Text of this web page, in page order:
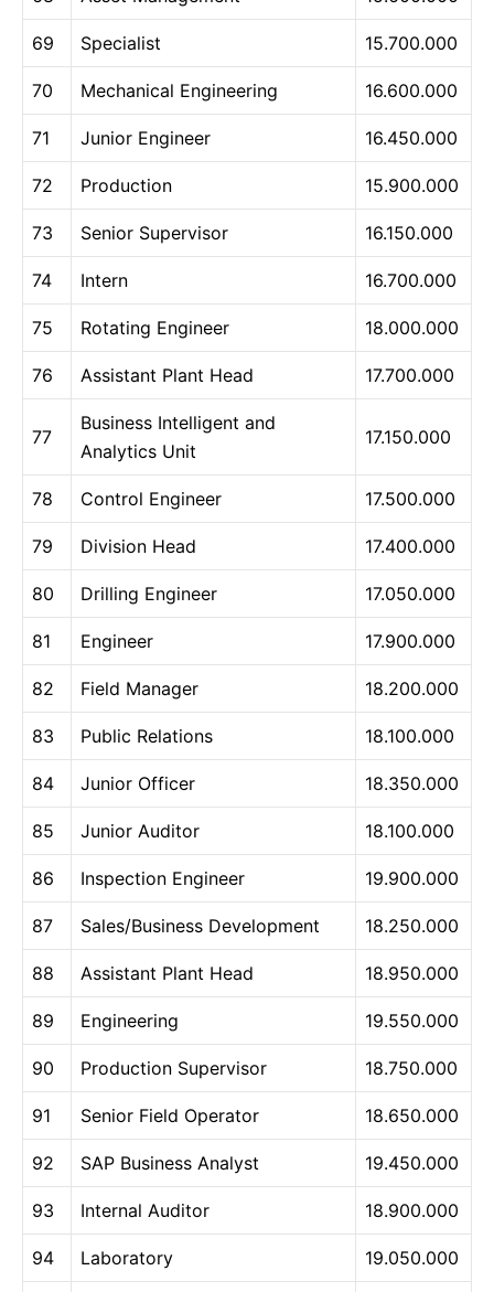
69 Specialist 15.700.000
70 Mechanical Engineering 16.600.000
71 Junior Engineer 16.450.000
72 Production 15.900.000
73 Senior Supervisor 16.150.000
74 Intern 16.700.000
75 Rotating Engineer 18.000.000
76 Assistant Plant Head 17.700.000
77
Business Intelligent and
Analytics Unit
17.150.000
78 Control Engineer 17.500.000
79 Division Head 17.400.000
80 Drilling Engineer 17.050.000
81 Engineer 17.900.000
82 Field Manager 18.200.000
83 Public Relations 18.100.000
84 Junior Officer 18.350.000
85 Junior Auditor 18.100.000
86 Inspection Engineer 19.900.000
87 Sales/Business Development 18.250.000
88 Assistant Plant Head 18.950.000
89 Engineering 19.550.000
90 Production Supervisor 18.750.000
91 Senior Field Operator 18.650.000
92 SAP Business Analyst 19.450.000
93 Internal Auditor 18.900.000
94 Laboratory 19.050.000